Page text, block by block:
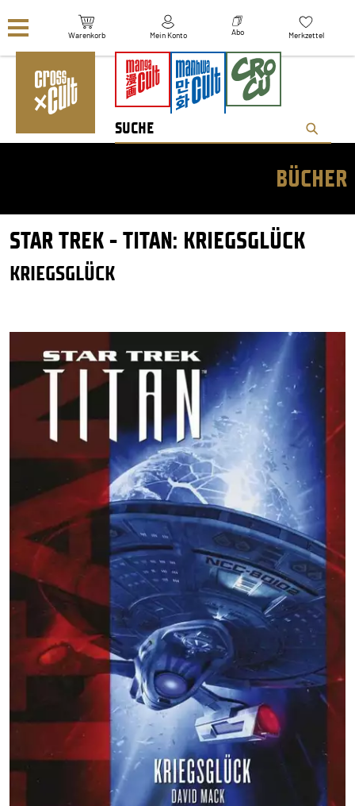
Warenkorb Mein Konto Abo Merkzettel
BÜCHER
STAR TREK - TITAN: KRIEGSGLÜCK
KRIEGSGLÜCK